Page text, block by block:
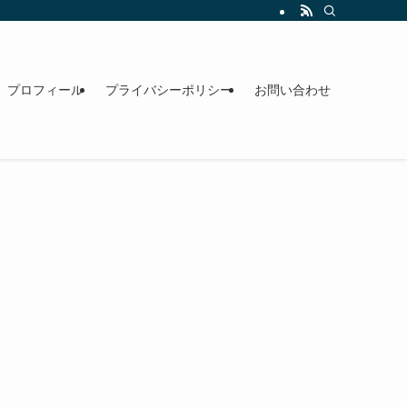
プロフィール プライバシーポリシー お問い合わせ